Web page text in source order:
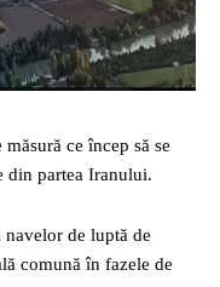
ce încep să se
din partea Iranului.
de luptă de
comună în fazele de